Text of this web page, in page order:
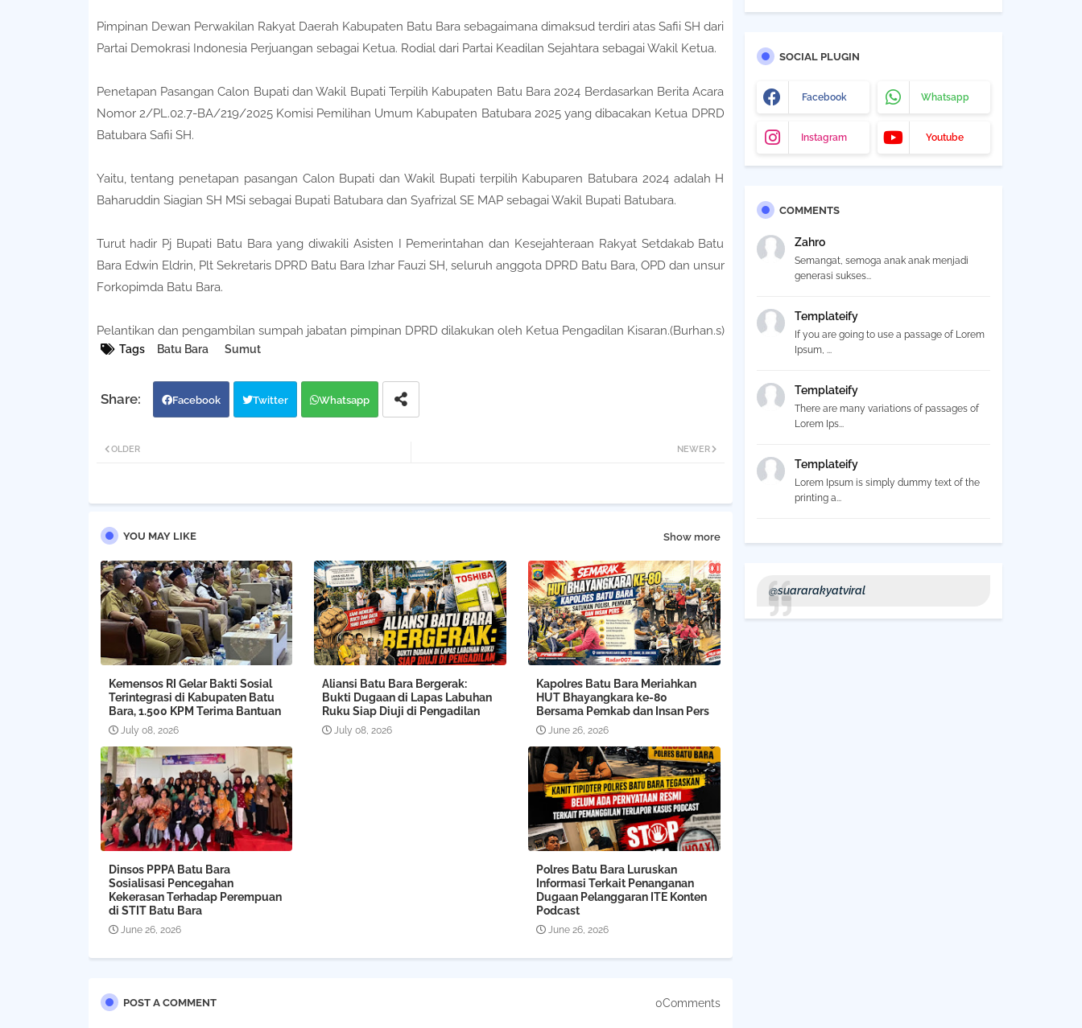
Pimpinan Dewan Perwakilan Rakyat Daerah Kabupaten Batu Bara sebagaimana dimaksud terdiri atas Safii SH dari
Partai Demokrasi Indonesia Perjuangan sebagai Ketua. Rodial dari Partai Keadilan Sejahtara sebagai Wakil Ketua.
Penetapan Pasangan Calon Bupati dan Wakil Bupati Terpilih Kabupaten Batu Bara 2024 Berdasarkan Berita Acara
Nomor 2/PL.02.7-BA/219/2025 Komisi Pemilihan Umum Kabupaten Batubara 2025 yang dibacakan Ketua DPRD
Batubara Safii SH.
Yaitu, tentang penetapan pasangan Calon Bupati dan Wakil Bupati terpilih Kabuparen Batubara 2024 adalah H
Baharuddin Siagian SH MSi sebagai Bupati Batubara dan Syafrizal SE MAP sebagai Wakil Bupati Batubara.
Turut hadir Pj Bupati Batu Bara yang diwakili Asisten I Pemerintahan dan Kesejahteraan Rakyat Setdakab Batu
Bara Edwin Eldrin, Plt Sekretaris DPRD Batu Bara Izhar Fauzi SH, seluruh anggota DPRD Batu Bara, OPD dan unsur
Forkopimda Batu Bara.
Pelantikan dan pengambilan sumpah jabatan pimpinan DPRD dilakukan oleh Ketua Pengadilan Kisaran.(Burhan.s)
Tags Batu Bara Sumut
Facebook Twitter Whatsapp
NEWER
OLDER
YOU MAY LIKE Show more
Kemensos RI Gelar Bakti Sosial
Terintegrasi di Kabupaten Batu
Bara, 1.500 KPM Terima Bantuan
July 08, 2026
Aliansi Batu Bara Bergerak:
Bukti Dugaan di Lapas Labuhan
Ruku Siap Diuji di Pengadilan
July 08, 2026
Kapolres Batu Bara Meriahkan
HUT Bhayangkara ke-80
Bersama Pemkab dan Insan Pers
June 26, 2026
Dinsos PPPA Batu Bara
Sosialisasi Pencegahan
Kekerasan Terhadap Perempuan
di STIT Batu Bara
June 26, 2026
Polres Batu Bara Luruskan
Informasi Terkait Penanganan
Dugaan Pelanggaran ITE Konten
Podcast
June 26, 2026
POST A COMMENT 0Comments
SOCIAL PLUGIN
Facebook Whatsapp
Instagram Youtube
COMMENTS
Zahro
Semangat, semoga anak anak menjadi
generasi sukses...
Templateify
If you are going to use a passage of Lorem
Ipsum, ...
Templateify
There are many variations of passages of
Lorem Ips...
Templateify
Lorem Ipsum is simply dummy text of the
printing a...
@suararakyatviral